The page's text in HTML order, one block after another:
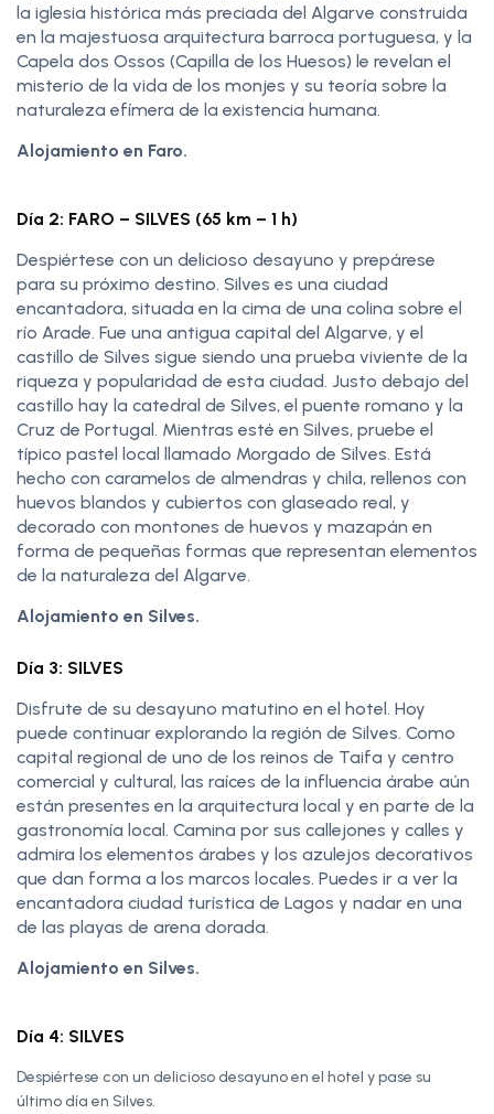
la iglesia histórica más preciada del Algarve construida
en la majestuosa arquitectura barroca portuguesa, y la
Capela dos Ossos (Capilla de los Huesos) le revelan el
misterio de la vida de los monjes y su teoría sobre la
naturaleza efímera de la existencia humana.
Alojamiento en Faro.
Día 2: FARO – SILVES (65 km – 1 h)
Despiértese con un delicioso desayuno y prepárese
para su próximo destino. Silves es una ciudad
encantadora, situada en la cima de una colina sobre el
río Arade. Fue una antigua capital del Algarve, y el
castillo de Silves sigue siendo una prueba viviente de la
riqueza y popularidad de esta ciudad. Justo debajo del
castillo hay la catedral de Silves, el puente romano y la
Cruz de Portugal. Mientras esté en Silves, pruebe el
típico pastel local llamado Morgado de Silves. Está
hecho con caramelos de almendras y chila, rellenos con
huevos blandos y cubiertos con glaseado real, y
decorado con montones de huevos y mazapán en
forma de pequeñas formas que representan elementos
de la naturaleza del Algarve.
Alojamiento en Silves.
Día 3: SILVES
Disfrute de su desayuno matutino en el hotel. Hoy
puede continuar explorando la región de Silves. Como
capital regional de uno de los reinos de Taifa y centro
comercial y cultural, las raíces de la influencia árabe aún
están presentes en la arquitectura local y en parte de la
gastronomía local. Camina por sus callejones y calles y
admira los elementos árabes y los azulejos decorativos
que dan forma a los marcos locales. Puedes ir a ver la
encantadora ciudad turística de Lagos y nadar en una
de las playas de arena dorada.
Alojamiento en Silves.
Día 4: SILVES
Despiértese con un delicioso desayuno en el hotel y pase su
último día en Silves.